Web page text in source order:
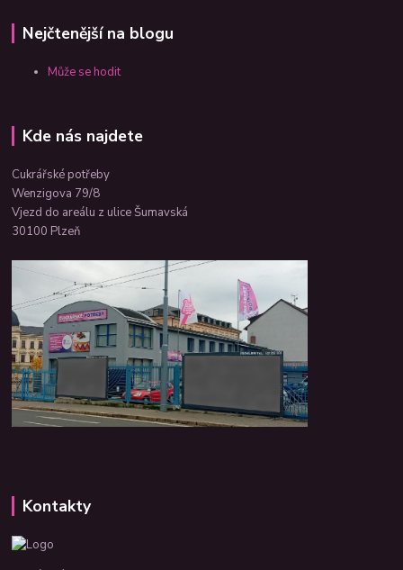
Nejčtenější na blogu
Může se hodit
Kde nás najdete
Cukrářské potřeby
Wenzigova 79/8
Vjezd do areálu z ulice Šumavská
30100 Plzeň
Kontakty